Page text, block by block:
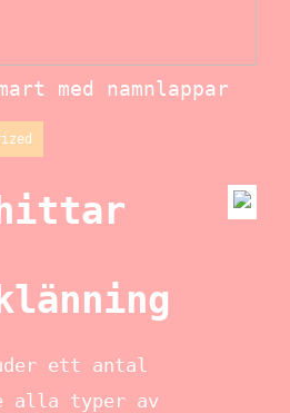
med namnlappar
hittar
ett antal
alla typer av